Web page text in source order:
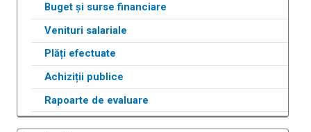
Buget și surse financiare
Venituri salariale
Plăți efectuate
Achiziții publice
Rapoarte de evaluare